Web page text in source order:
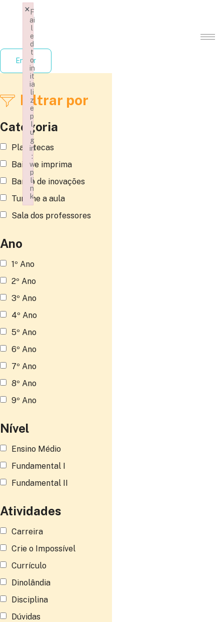
Entrar
Filtrar por
Categoria
Planotecas
Baixe e imprima
Banco de inovações
Turbine a aula
Sala dos professores
Ano
1º Ano
2º Ano
3º Ano
4º Ano
5º Ano
6º Ano
7º Ano
8º Ano
9º Ano
Nível
Ensino Médio
Fundamental I
Fundamental II
Atividades
Carreira
Crie o Impossível
Currículo
Dinolândia
Disciplina
Dúvidas
F
ai
l
e
d
t
o
in
it
ia
li
z
e
p
l
u
g
in
:
w
p
li
n
k
×
Failed to initialize plugin: wplink